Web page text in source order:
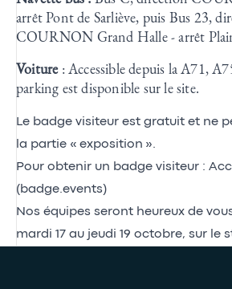
arrêt Pont de Sarliève, puis Bus 23,
COURNON Grand Halle - arrêt
Voiture : Accessible depuis la A71,
parking est disponible sur le site.
Le badge visiteur est gratuit et ne
la partie « exposition ».
Pour obtenir un badge visiteur :
(badge.events)
Nos équipes seront heureux de
mardi 17 au jeudi 19 octobre, sur le